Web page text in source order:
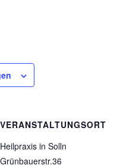
VERANSTALTUNGSORT
Heilpraxis in Solln
Grünbauerstr.36